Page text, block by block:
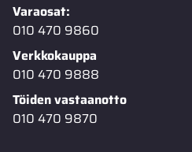
Varaosat:
010 470 9860
Verkkokauppa
010 470 9888
Töiden vastaanotto
010 470 9870